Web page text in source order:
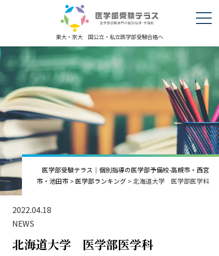
東大・京大 国公立・私立医学部受験合格へ
医学部受験テラス｜個別指導の医学部予備校-高槻市・西宮
市・池田市 > 医学部ランキング > 北海道大学 医学部医学科
2022.04.18
NEWS
北海道大学 医学部医学科